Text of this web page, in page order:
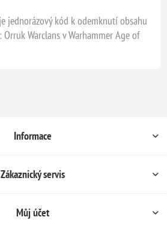
jednorázový kód k odemknutí obsahu
Warclans v Warhammer Age of
Informace
Zákaznický servis
Můj účet